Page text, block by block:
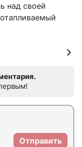
над своей
Отправить